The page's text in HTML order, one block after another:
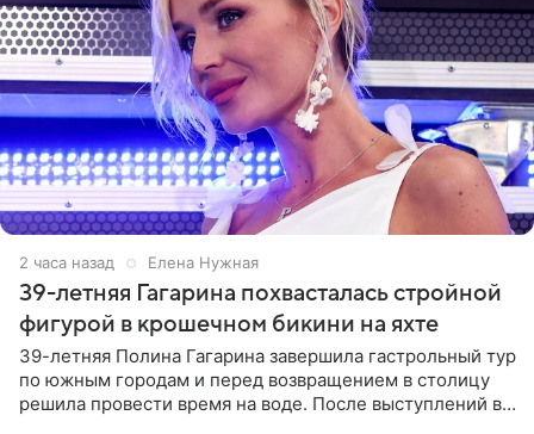
2 часа назад Елена Нужная
39-летняя Гагарина похвасталась стройной
фигурой в крошечном бикини на яхте
39-летняя Полина Гагарина завершила гастрольный тур
по южным городам и перед возвращением в столицу
решила провести время на воде. После выступлений в